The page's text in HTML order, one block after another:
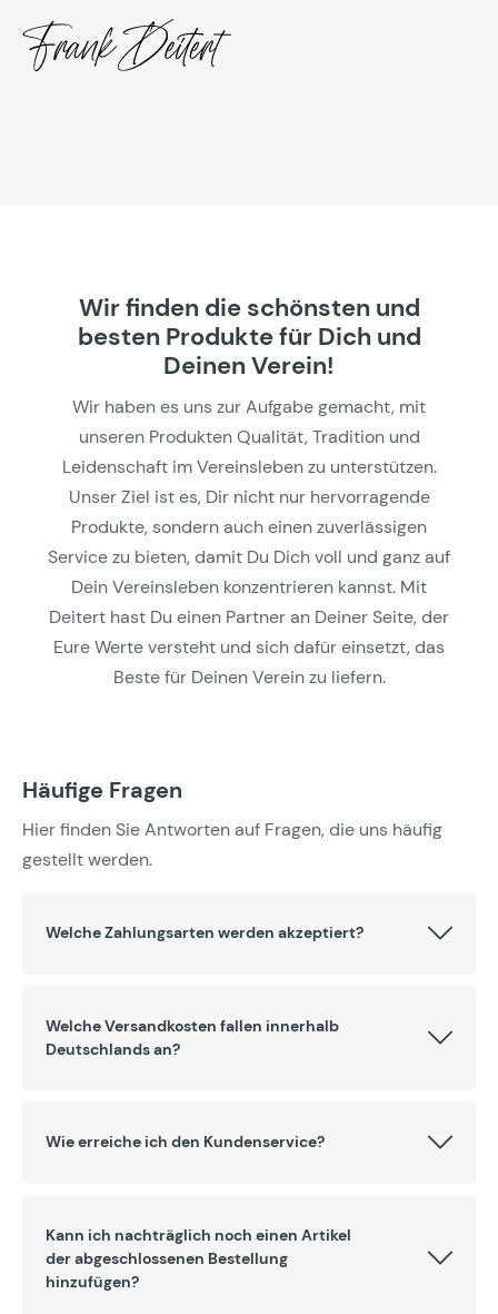
Wir finden die schönsten und
besten Produkte für Dich und
Deinen Verein!
Wir haben es uns zur Aufgabe gemacht, mit
unseren Produkten Qualität, Tradition und
Leidenschaft im Vereinsleben zu unterstützen.
Unser Ziel ist es, Dir nicht nur hervorragende
Produkte, sondern auch einen zuverlässigen
Service zu bieten, damit Du Dich voll und ganz auf
Dein Vereinsleben konzentrieren kannst. Mit
Deitert hast Du einen Partner an Deiner Seite, der
Eure Werte versteht und sich dafür einsetzt, das
Beste für Deinen Verein zu liefern.
Häufige Fragen
Hier finden Sie Antworten auf Fragen, die uns häufig
gestellt werden.
Welche Zahlungsarten werden akzeptiert?
Welche Versandkosten fallen innerhalb
Deutschlands an?
Wie erreiche ich den Kundenservice?
Kann ich nachträglich noch einen Artikel
der abgeschlossenen Bestellung
hinzufügen?